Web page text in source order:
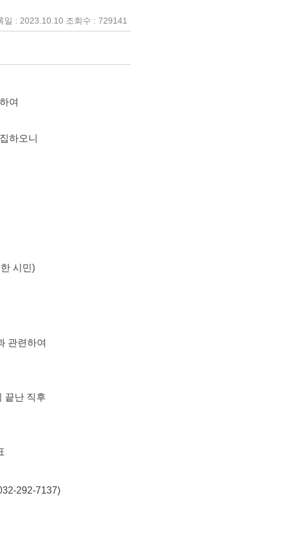
일 : 2023.10.10 조회수 : 729141
여
하오니
시민)
관련하여
난 직후
292-7137)